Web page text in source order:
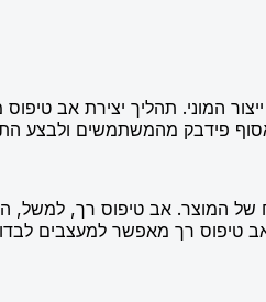
ייצור המוני. תהליך יצירת
פידבק מהמשתמשים ולבצע
המוצר. אב טיפוס רך, למשל,
רך מאפשר למעצבים